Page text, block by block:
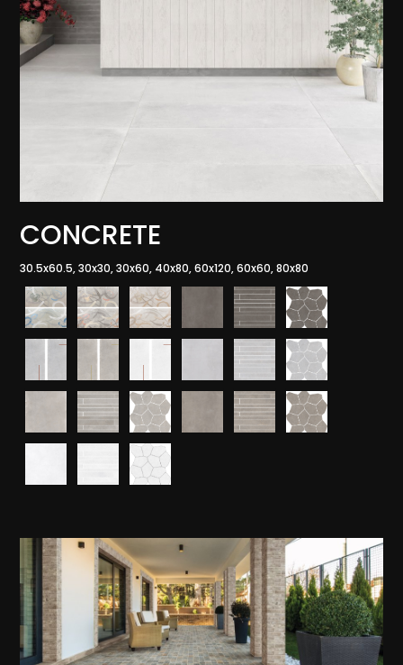
CONCRETE
30.5x60.5, 30x30, 30x60, 40x80, 60x120, 60x60, 80x80